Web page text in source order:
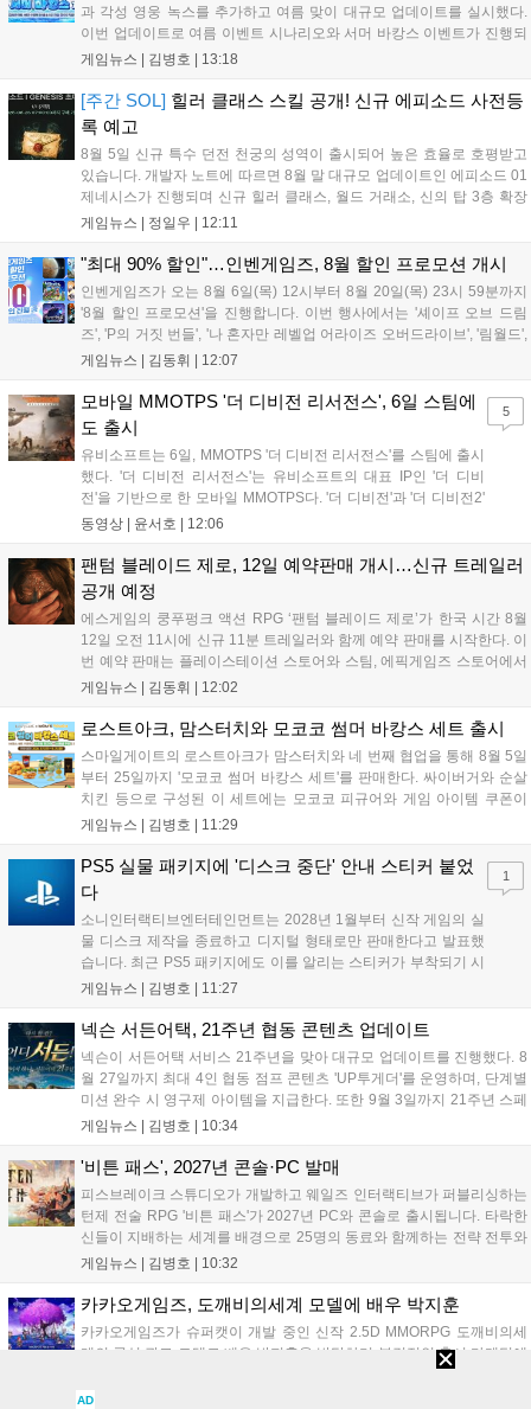
과 각성 영웅 녹스를 추가하고 여름 맞이 대규모 업데이트를 실시했다.
이번 업데이트로 여름 이벤트 시나리오와 서머 바캉스 이벤트가 진행되
며, 7일간 출석 시 수영복 세인 코스튬과 전설 장신구 상자 등 풍성한 보
이벤트도 열리며, 강화 횟수에 따른 보상과 상위 100명에게는 특별 랭킹
보상이 주어진다. 넷마블은 이번 이벤트를 통해 이용자들에게 다채로운
즐길 거리를 제공할 예정이다....
게임뉴스 | 김병호 | 13:18
[주간 SOL] 힐러 클래스 스킬 공개! 신규 에피소드 사전등
록 예고
8월 5일 신규 특수 던전 천궁의 성역이 출시되어 높은 효율로 호평받고
있습니다. 개발자 노트에 따르면 8월 말 대규모 업데이트인 에피소드 01
제네시스가 진행되며 신규 힐러 클래스, 월드 거래소, 신의 탑 3층 확장
등이 예고되었습니다. 또한 8일에는 신권 선출이 예정되어 있어 게임 내
다....
게임뉴스 | 정일우 | 12:11
"최대 90% 할인"…인벤게임즈, 8월 할인 프로모션 개시
인벤게임즈가 오는 8월 6일(목) 12시부터 8월 20일(목) 23시 59분까지
'8월 할인 프로모션'을 진행합니다. 이번 행사에서는 '셰이프 오브 드림
즈', 'P의 거짓 번들', '나 혼자만 레벨업 어라이즈 오버드라이브', '림월드',
'아랑전설 시티 오브 더 울브스', '팰월드' 등 인기 타이틀을 최대 90% 할
론 네이버페이 포인트 추가 적립 혜택도 받을 수 있으며, 자세한 내용은
공식 네이버 스마트 스토어에서 확인 가능합니다....
게임뉴스 | 김동휘 | 12:07
모바일 MMOTPS '더 디비전 리서전스', 6일 스팀에
도 출시
유비소프트는 6일, MMOTPS '더 디비전 리서전스'를 스팀에 출시
했다. '더 디비전 리서전스'는 유비소프트의 대표 IP인 '더 디비
전'을 기반으로 한 모바일 MMOTPS다. '더 디비전'과 '더 디비전2'
사이의 시기를 배경으로 하고 있으며, 완전히 새로운 독립형 스토
의 디비전 요원이 되어...
동영상 | 윤서호 | 12:06
5
팬텀 블레이드 제로, 12일 예약판매 개시…신규 트레일러
공개 예정
에스게임의 쿵푸펑크 액션 RPG ‘팬텀 블레이드 제로’가 한국 시간 8월
12일 오전 11시에 신규 11분 트레일러와 함께 예약 판매를 시작한다. 이
번 예약 판매는 플레이스테이션 스토어와 스팀, 에픽게임즈 스토어에서
진행되며, 개발이 완료된 게임은 10월 29일 정식 출시될 예정이다. 언리
콤보 액션과 세미 오픈월드 환경을 특징으로 한다....
게임뉴스 | 김동휘 | 12:02
로스트아크, 맘스터치와 모코코 썸머 바캉스 세트 출시
스마일게이트의 로스트아크가 맘스터치와 네 번째 협업을 통해 8월 5일
부터 25일까지 '모코코 썸머 바캉스 세트'를 판매한다. 싸이버거와 순살
치킨 등으로 구성된 이 세트에는 모코코 피규어와 게임 아이템 쿠폰이
포함된다. 전국 매장 및 배달 앱으로 구매 가능하며, 수익금은 사회 공헌
세한 정보는 공식 홈페이지에서 확인 가능하다....
게임뉴스 | 김병호 | 11:29
PS5 실물 패키지에 '디스크 중단' 안내 스티커 붙었
다
소니인터랙티브엔터테인먼트는 2028년 1월부터 신작 게임의 실
물 디스크 제작을 종료하고 디지털 형태로만 판매한다고 발표했
습니다. 최근 PS5 패키지에도 이를 알리는 스티커가 부착되기 시
작했으며, 기존 디스크는 계속 이용 가능합니다. 7월 31일 실적
은 신중히 추진하겠다고 밝혔습니다. 향후 지역별 유통 방식은 미
게임뉴스 | 김병호 | 11:27
1
넥슨 서든어택, 21주년 협동 콘텐츠 업데이트
넥슨이 서든어택 서비스 21주년을 맞아 대규모 업데이트를 진행했다. 8
월 27일까지 최대 4인 협동 점프 콘텐츠 'UP투게더'를 운영하며, 단계별
미션 완수 시 영구제 아이템을 지급한다. 또한 9월 3일까지 21주년 스페
셜 교환소와 웹 이벤트, 출석 챌린지 등 다채로운 행사를 연다. 8월 9일까
운영하며 혜택을 제공한다. 특히 8월 6일 오후 8시에는 공식 SOOP 채널
자에게 다양한 보상을 지급할 예정이다....
게임뉴스 | 김병호 | 10:34
'비튼 패스', 2027년 콘솔·PC 발매
피스브레이크 스튜디오가 개발하고 웨일즈 인터랙티브가 퍼블리싱하는
턴제 전술 RPG '비튼 패스'가 2027년 PC와 콘솔로 출시됩니다. 타락한
신들이 지배하는 세계를 배경으로 25명의 동료와 함께하는 전략 전투와
듀얼 잡 시스템이 특징입니다. 킥스타터 펀딩을 성공적으로 마친 이 게
은 미정입니다....
게임뉴스 | 김병호 | 10:32
카카오게임즈, 도깨비의세계 모델에 배우 박지훈
카카오게임즈가 슈퍼캣이 개발 중인 신작 2.5D MMORPG 도깨비의세
계의 공식 광고 모델로 배우 박지훈을 발탁하며 본격적인 출시 마케팅에
나섰다. 이 게임은 멸귀수도전을 기반으로 한 한국적 세계관과 도트 그
래픽이 특징이다. 오는 8월 사전등록을 시작으로 9월에는 쇼케이스를 통
게임뉴스 |
AD